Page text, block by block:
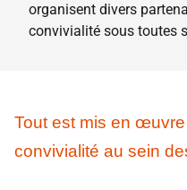
organisent divers
convivialité sous toutes
Tout est mis en œuvre
convivialité au sein